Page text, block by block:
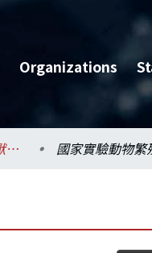
Organizations
Veterinary Medicine / 獸醫學系